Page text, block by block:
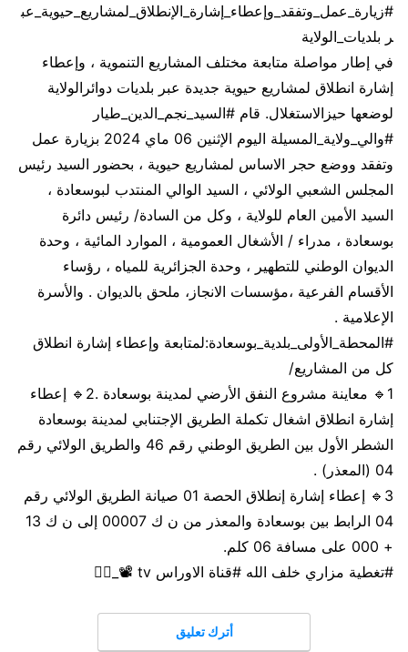
#زيارة_عمل_وتفقد_وإعطاء_إشارة_الإنطلاق_لمشاريع_حيوية_عب
ر بلديات_الولاية
في إطار مواصلة متابعة مختلف المشاريع التنموية ، وإعطاء
إشارة انطلاق لمشاريع حيوية جديدة عبر بلديات دوائرالولاية
لوضعها حيزالاستغلال. قام #السيد_نجم_الدين_طيار
#والي_ولاية_المسيلة اليوم الإثنين 06 ماي 2024 بزيارة عمل
وتفقد ووضع حجر الاساس لمشاريع حيوية ، بحضور السيد رئيس
المجلس الشعبي الولائي ، السيد الوالي المنتدب لبوسعادة ،
السيد الأمين العام للولاية ، وكل من السادة/ رئيس دائرة
بوسعادة ، مدراء / الأشغال العمومية ، الموارد المائية ، وحدة
الديوان الوطني للتطهير ، وحدة الجزائرية للمياه ، رؤساء
الأقسام الفرعية ،مؤسسات الانجاز، ملحق بالديوان . والأسرة
الإعلامية .
#المحطة_الأولى_بلدية_بوسعادة:لمتابعة وإعطاء إشارة انطلاق
كل من المشاريع/
1🔹 معاينة مشروع النفق الأرضي لمدينة بوسعادة .2🔹 إعطاء
إشارة انطلاق اشغال تكملة الطريق الإجتنابي لمدينة بوسعادة
الشطر الأول بين الطريق الوطني رقم 46 والطريق الولائي رقم
04 (المعذر) .
3🔹 إعطاء إشارة إنطلاق الحصة 01 صيانة الطريق الولائي رقم
04 الرابط بين بوسعادة والمعذر من ن ك 00007 إلى ن ك 13
+ 000 على مسافة 06 كلم.
#تغطية مزاري خلف الله #قناة الاوراس tv 📽️_✍🏻
أترك تعليق